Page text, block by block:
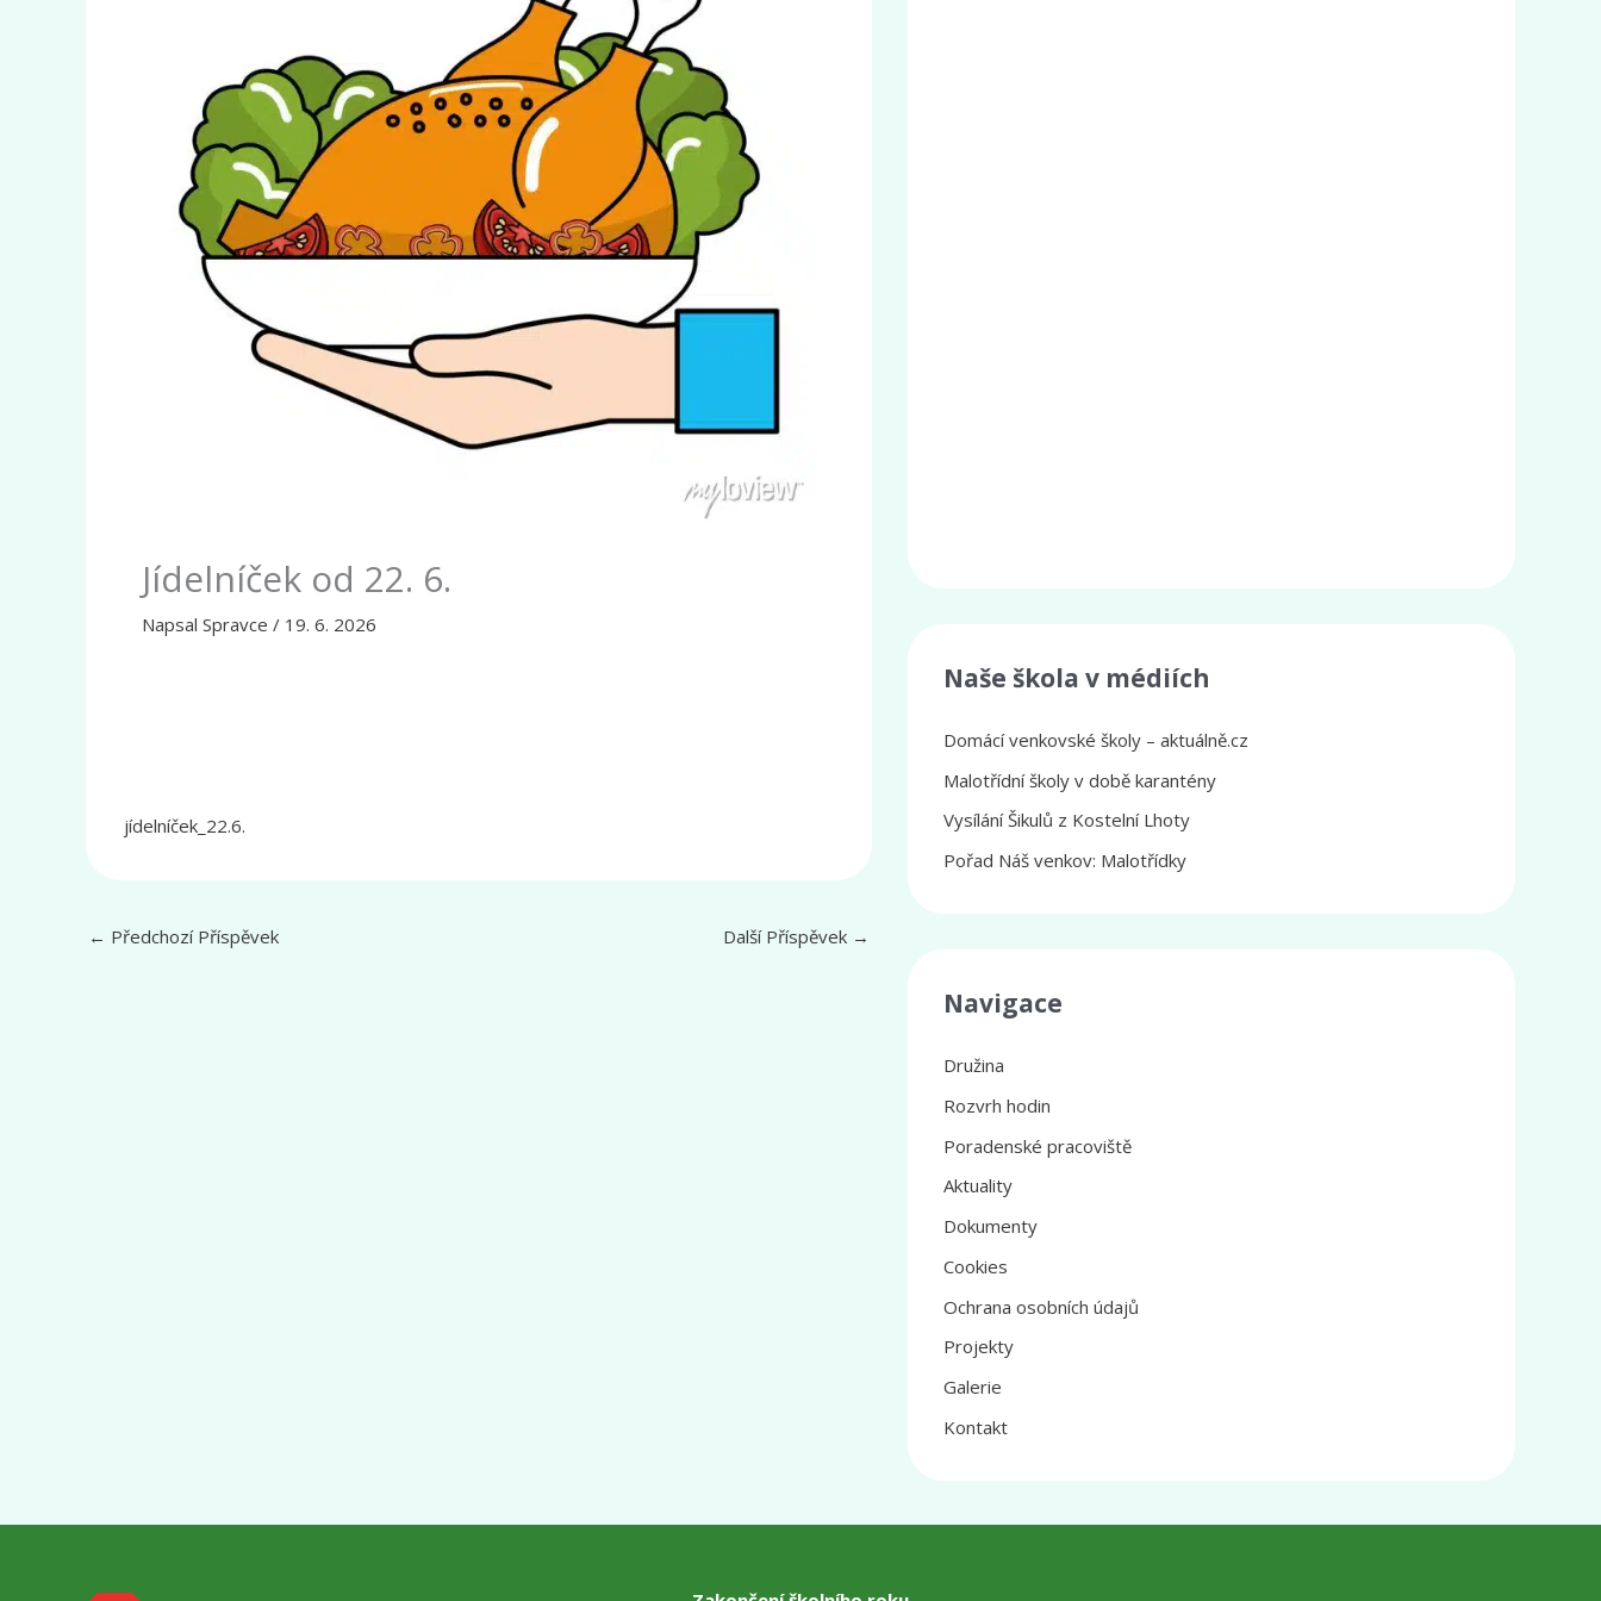
Jídelníček od 22. 6.
Napsal Spravce / 19. 6. 2026
jídelníček_22.6.
← Předchozí Příspěvek Další Příspěvek →
Naše škola v médiích
Domácí venkovské školy – aktuálně.cz
Malotřídní školy v době karantény
Vysílání Šikulů z Kostelní Lhoty
Pořad Náš venkov: Malotřídky
Navigace
Družina
Rozvrh hodin
Poradenské pracoviště
Aktuality
Dokumenty
Cookies
Ochrana osobních údajů
Projekty
Galerie
Kontakt